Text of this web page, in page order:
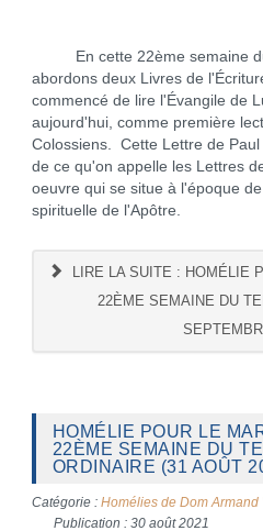
En cette 22ème semaine du
abordons deux Livres de
commencé de lire l'Évangile de
aujourd'hui, comme première
Colossiens. Cette Lettre de
de ce qu'on appelle les Lettres
oeuvre qui se situe à l'époque
spirituelle de l'Apôtre.
LIRE LA SUITE : HOMÉLIE
22ÈME SEMAINE DU
HOMÉLIE POUR LE
22ÈME SEMAINE DU
ORDINAIRE (31 AOÛT
Catégorie : Homélies de Dom Armand
Publication : 30 août 2021